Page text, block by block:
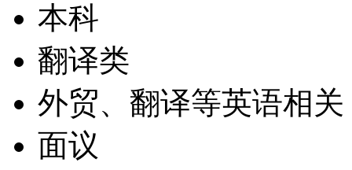
本科
翻译类
外贸、翻译等英语相关
面议